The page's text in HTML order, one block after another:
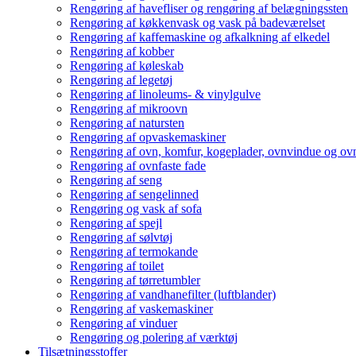
Rengøring af havefliser og rengøring af belægningssten
Rengøring af køkkenvask og vask på badeværelset
Rengøring af kaffemaskine og afkalkning af elkedel
Rengøring af kobber
Rengøring af køleskab
Rengøring af legetøj
Rengøring af linoleums- & vinylgulve
Rengøring af mikroovn
Rengøring af natursten
Rengøring af opvaskemaskiner
Rengøring af ovn, komfur, kogeplader, ovnvindue og
Rengøring af ovnfaste fade
Rengøring af seng
Rengøring af sengelinned
Rengøring og vask af sofa
Rengøring af spejl
Rengøring af sølvtøj
Rengøring af termokande
Rengøring af toilet
Rengøring af tørretumbler
Rengøring af vandhanefilter (luftblander)
Rengøring af vaskemaskiner
Rengøring af vinduer
Rengøring og polering af værktøj
Tilsætningsstoffer